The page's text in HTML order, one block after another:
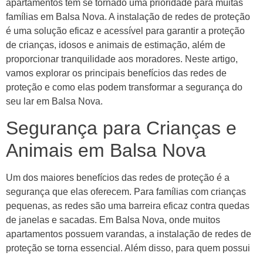
apartamentos tem se tornado uma prioridade para muitas
famílias em Balsa Nova. A instalação de redes de proteção
é uma solução eficaz e acessível para garantir a proteção
de crianças, idosos e animais de estimação, além de
proporcionar tranquilidade aos moradores. Neste artigo,
vamos explorar os principais benefícios das redes de
proteção e como elas podem transformar a segurança do
seu lar em Balsa Nova.
Segurança para Crianças e
Animais em Balsa Nova
Um dos maiores benefícios das redes de proteção é a
segurança que elas oferecem. Para famílias com crianças
pequenas, as redes são uma barreira eficaz contra quedas
de janelas e sacadas. Em Balsa Nova, onde muitos
apartamentos possuem varandas, a instalação de redes de
proteção se torna essencial. Além disso, para quem possui